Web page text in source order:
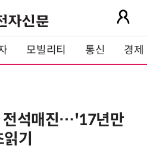
모빌리티 통신 경제
전석매진…'17년만
기